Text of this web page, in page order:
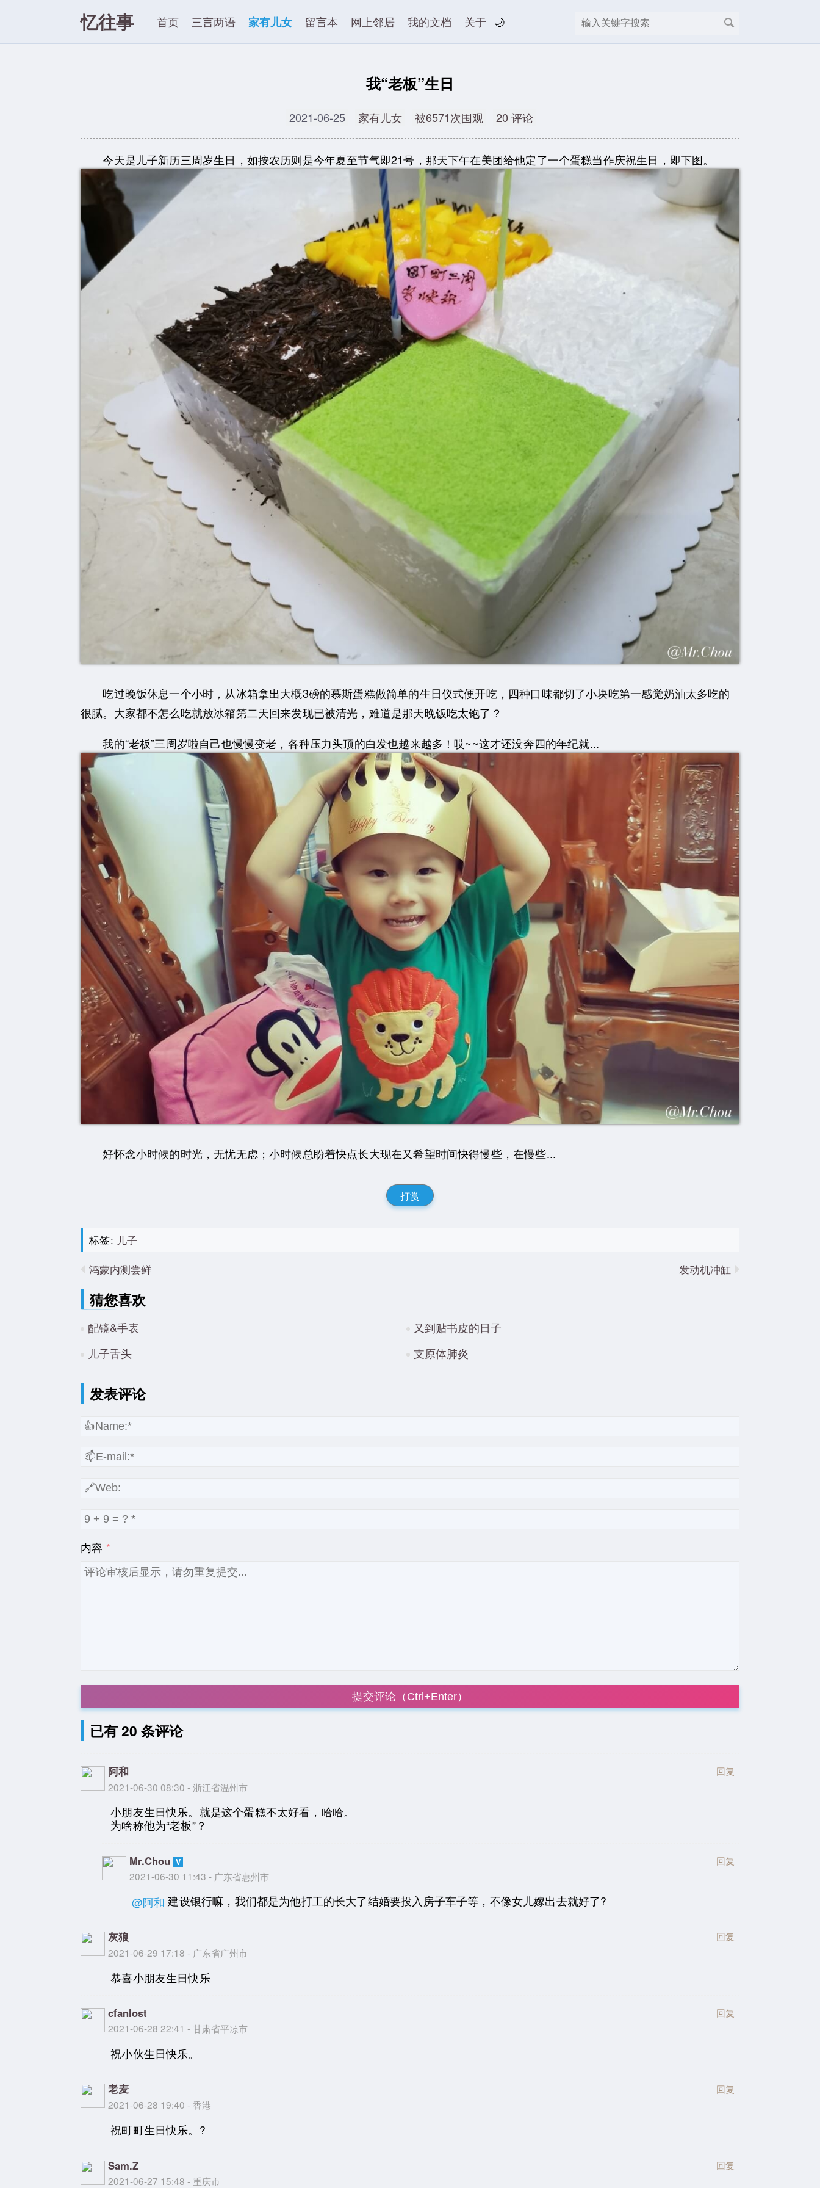
忆往事 首页 三言两语 家有儿女 留言本 网上邻居 我的文档 关于 🌙
我“老板”生日
2021-06-25 家有儿女 被6571次围观 20 评论
今天是儿子新历三周岁生日，如按农历则是今年夏至节气即21号，那天下午在美团给他定了一个蛋糕当作庆祝生日，即下图。
吃过晚饭休息一个小时，从冰箱拿出大概3磅的慕斯蛋糕做简单的生日仪式便开吃，四种口味都切了小块吃第一感觉奶油太多吃的
很腻。大家都不怎么吃就放冰箱第二天回来发现已被清光，难道是那天晚饭吃太饱了？
我的“老板”三周岁啦自己也慢慢变老，各种压力头顶的白发也越来越多！哎~~这才还没奔四的年纪就...
好怀念小时候的时光，无忧无虑；小时候总盼着快点长大现在又希望时间快得慢些，在慢些...
打赏
标签: 儿子
鸿蒙内测尝鲜
发动机冲缸
猜您喜欢
配镜&手表
又到贴书皮的日子
儿子舌头
支原体肺炎
发表评论
内容
提交评论（Ctrl+Enter）
已有 20 条评论
阿和
2021-06-30 08:30 - 浙江省温州市
回复
小朋友生日快乐。就是这个蛋糕不太好看，哈哈。
为啥称他为“老板”？
Mr.Chou
2021-06-30 11:43 - 广东省惠州市
回复
@阿和 建设银行嘛，我们都是为他打工的长大了结婚要投入房子车子等，不像女儿嫁出去就好了?
灰狼
2021-06-29 17:18 - 广东省广州市
回复
恭喜小朋友生日快乐
cfanlost
2021-06-28 22:41 - 甘肃省平凉市
回复
祝小伙生日快乐。
老麦
2021-06-28 19:40 - 香港
回复
祝町町生日快乐。?
Sam.Z
2021-06-27 15:48 - 重庆市
回复